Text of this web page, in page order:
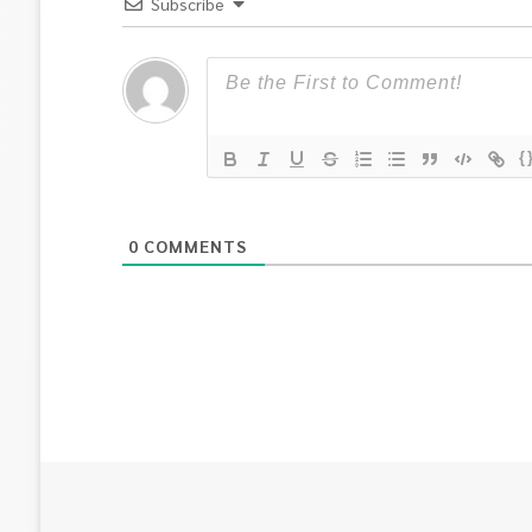
{}
0 COMMENTS